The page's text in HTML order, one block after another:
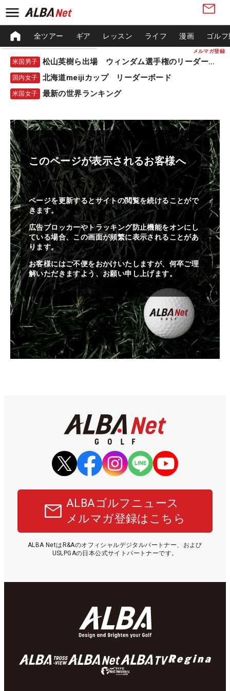
メルマガ登録
全ツアー ギア レッスン ライフ 漫画 ゴル
米国男子 松山英樹ら出場 ウィンダム選手権のリーダーボード
国内女子 北海道meijiカップ リーダーボード
米国女子 最新の世界ランキング
このページが表示されるお客様へ
ページを更新するとサイトの閲覧を続けることがで
きます。
広告ブロッカーやトラッキング防止機能をオンにし
ている場合、この画面が頻繁に表示されることがあ
ります。
お客様にはご不便をおかけいたしますが、何卒ご理
解いただきますよう、お願い申し上げます。
ALBAゴルフニュース
メルマガ登録はこちら
ALBA NetはR&Aのオフィシャルデジタルパートナー、および
USLPGAの日本公式サイトパートナーです。